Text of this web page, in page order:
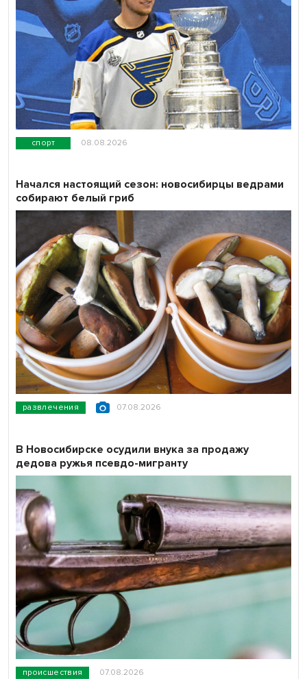
спорт 08.08.2026
развлечения 07.08.2026
Начался настоящий сезон: новосибирцы ведрами
собирают белый гриб
происшествия 07.08.2026
В Новосибирске осудили внука за продажу
дедова ружья псевдо-мигранту